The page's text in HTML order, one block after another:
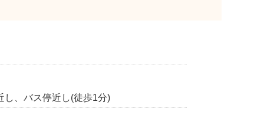
し、バス停近し(徒歩1分)